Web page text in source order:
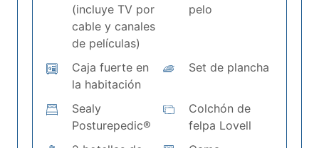
(incluye TV por
cable y canales
de películas)
pelo
Caja fuerte en
la habitación
Set de plancha
Sealy
Posturepedic®
Colchón de
felpa Lovell